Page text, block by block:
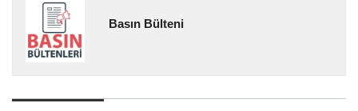
Basın Bülteni